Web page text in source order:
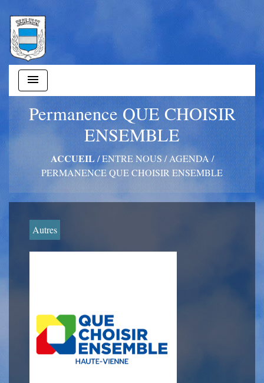
menu
Permanence QUE CHOISIR
ENSEMBLE
ACCUEIL/ENTRE NOUS/AGENDA/
PERMANENCE QUE CHOISIR ENSEMBLE
Autres